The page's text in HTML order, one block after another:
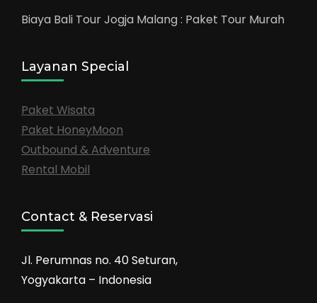
Biaya Bali Tour Jogja Malang : Paket Tour Murah
Layanan Special
Paket Wisata
Paket HoneyMoon
Outbound & Adventure
Rental Mobil
Contact & Reservasi
Jl. Perumnas no. 40 Seturan,
Yogyakarta – Indonesia